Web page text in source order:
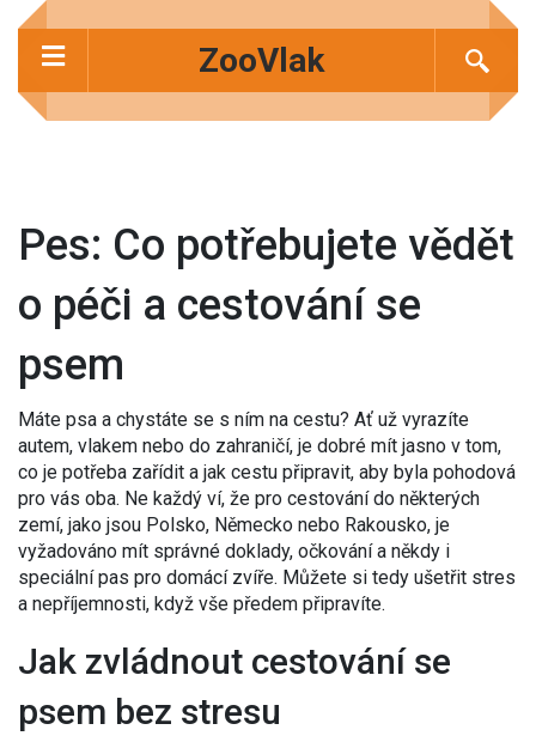
ZooVlak
Pes: Co potřebujete vědět
o péči a cestování se
psem
Máte psa a chystáte se s ním na cestu? Ať už vyrazíte
autem, vlakem nebo do zahraničí, je dobré mít jasno v tom,
co je potřeba zařídit a jak cestu připravit, aby byla pohodová
pro vás oba. Ne každý ví, že pro cestování do některých
zemí, jako jsou Polsko, Německo nebo Rakousko, je
vyžadováno mít správné doklady, očkování a někdy i
speciální pas pro domácí zvíře. Můžete si tedy ušetřit stres
a nepříjemnosti, když vše předem připravíte.
Jak zvládnout cestování se
psem bez stresu